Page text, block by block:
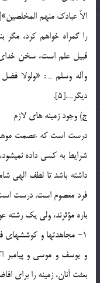
قبيل علم است، سخن خداي
ديگر….[5].
ج) وجود زمینه های لازم
درست است كه عصمت
شرايط به كسي داده
داشته باشد تا لطف الهي
فرد معصوم است. درست است
باره مؤثرند، ولي يك رشته
1- مجاهدت‏ها و كوشش‏هاي
و يوسف و موسي و پيامبر
بعثت آنان، زمينه را براي